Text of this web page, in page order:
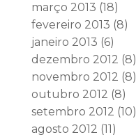
março 2013 (18)
fevereiro 2013 (8)
janeiro 2013 (6)
dezembro 2012 (8)
novembro 2012 (8)
outubro 2012 (8)
setembro 2012 (10)
agosto 2012 (11)